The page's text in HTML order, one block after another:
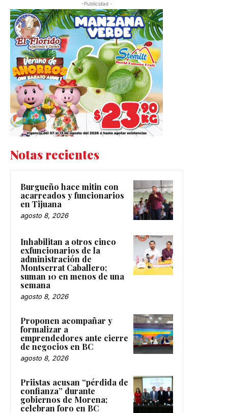
-Publicidad -
Notas recientes
Burgueño hace mitin con
acarreados y funcionarios
en Tijuana
agosto 8, 2026
Inhabilitan a otros cinco
exfuncionarios de la
administración de
Montserrat Caballero;
suman 10 en menos de una
semana
agosto 8, 2026
Proponen acompañar y
formalizar a
emprendedores ante cierre
de negocios en BC
agosto 8, 2026
Priistas acusan “pérdida de
confianza” durante
gobiernos de Morena;
celebran foro en BC